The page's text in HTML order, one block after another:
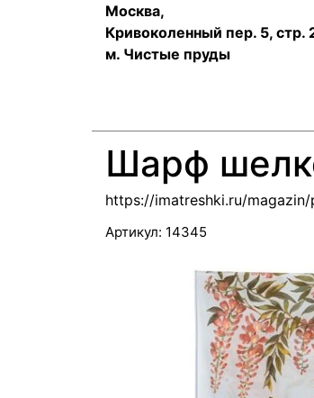
Москва,
Кривоколенный пер. 5, стр.
м. Чистые пруды
Шарф
https://imatreshki.ru/
Артикул: 14345